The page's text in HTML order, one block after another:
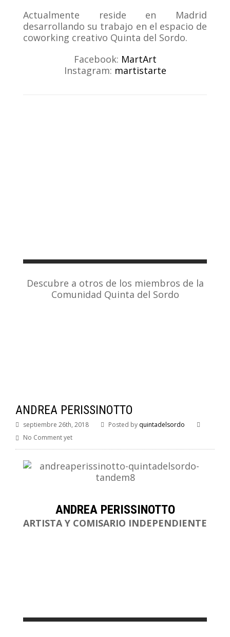
Actualmente reside en Madrid
desarrollando su trabajo en el espacio de
coworking creativo Quinta del Sordo.
Facebook: MartArt
Instagram: martistarte
Descubre a otros de los miembros de la
Comunidad Quinta del Sordo
ANDREA PERISSINOTTO
septiembre 26th, 2018 Posted by quintadelsordo
No Comment yet
ANDREA PERISSINOTTO
ARTISTA Y COMISARIO INDEPENDIENTE